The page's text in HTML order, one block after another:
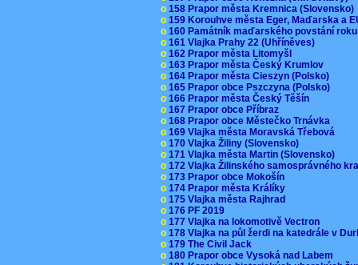
o 158 Prapor města Kremnica (Slovensko)
o 159 Korouhve města Eger, Maďarska a
o 160 Památník maďarského povstání
o 161 Vlajka Prahy 22 (Uhříněves)
o 162 Prapor města Litomyšl
o 163 Prapor města Český Krumlov
o 164 Prapor města Cieszyn (Polsko)
o 165 Prapor obce Pszczyna (Polsko)
o 166 Prapor města Český Těšín
o 167 Prapor obce Příbraz
o 168 Prapor obce Městečko Trnávka
o 169 Vlajka města Moravská Třebová
o 170 Vlajka Žiliny (Slovensko)
o 171 Vlajka města Martin (Slovensko)
o 172 Vlajka Žilinského samosprávného
o 173 Prapor obce Mokošín
o 174 Prapor města Králíky
o 175 Vlajka města Rajhrad
o 176 PF 2019
o 177 Vlajka na lokomotivě Vectron
o 178 Vlajka na půl žerdi na katedrále v
o 179 The Civil Jack
o 180 Prapor obce Vysoká nad Labem